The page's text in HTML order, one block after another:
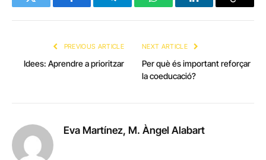
Twitter FacebookTelegramWhatsAppLinkedInCopy
PREVIOUS ARTICLE
Idees: Aprendre a prioritzar
NEXT ARTICLE
Per què és important reforçar
la coeducació?
Eva Martínez, M. Àngel Alabart